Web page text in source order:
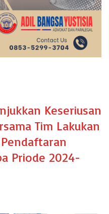
Keseriusan
Tim Lakukan
Priode 2024-